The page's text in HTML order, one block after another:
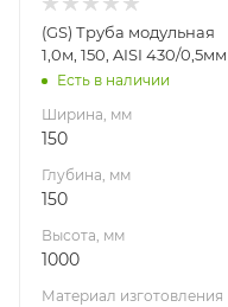
Нержавеющая
сталь
Производитель
(GS) Труба модульная
1,0м, 150, AISI 430/0,5мм
Есть в наличии
Ширина, мм
150
Глубина, мм
150
Высота, мм
1000
Материал изготовления